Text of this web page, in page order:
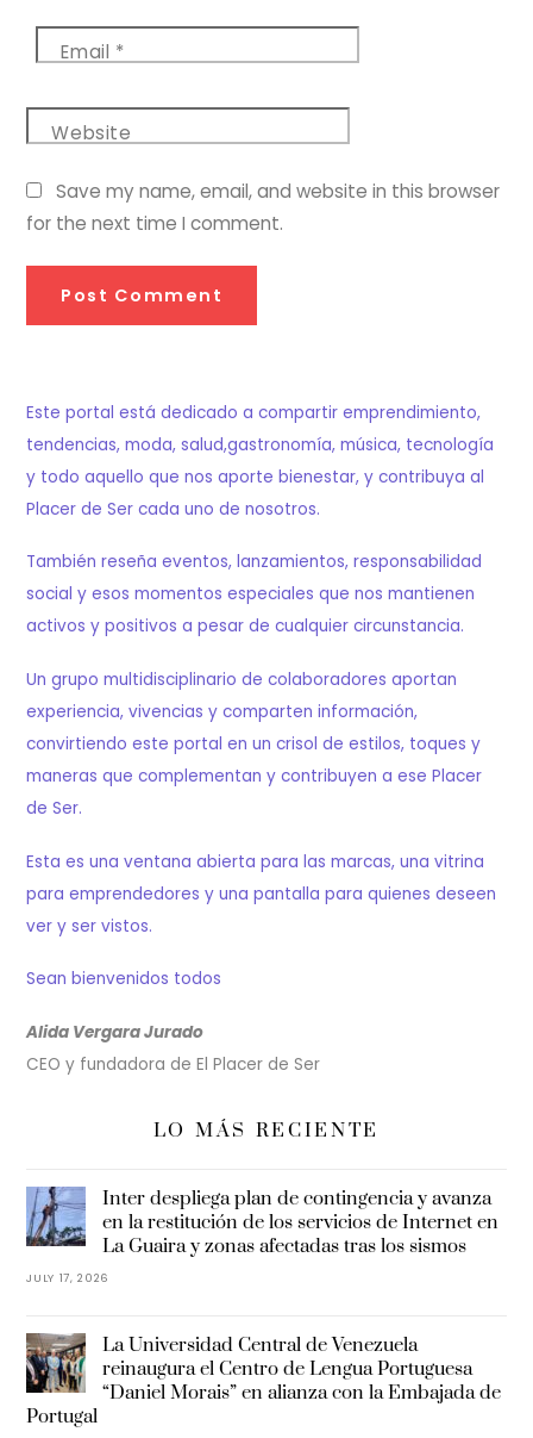
Email *
Website
Save my name, email, and website in this browser
for the next time I comment.
Este portal está dedicado a compartir emprendimiento,
tendencias, moda, salud,gastronomía, música, tecnología
y todo aquello que nos aporte bienestar, y contribuya al
Placer de Ser cada uno de nosotros.
También reseña eventos, lanzamientos, responsabilidad
social y esos momentos especiales que nos mantienen
activos y positivos a pesar de cualquier circunstancia.
Un grupo multidisciplinario de colaboradores aportan
experiencia, vivencias y comparten información,
convirtiendo este portal en un crisol de estilos, toques y
maneras que complementan y contribuyen a ese Placer
de Ser.
Esta es una ventana abierta para las marcas, una vitrina
para emprendedores y una pantalla para quienes deseen
ver y ser vistos.
Sean bienvenidos todos
Alida Vergara Jurado
CEO y fundadora de El Placer de Ser
LO MÁS RECIENTE
Inter despliega plan de contingencia y avanza
en la restitución de los servicios de Internet en
La Guaira y zonas afectadas tras los sismos
JULY 17, 2026
La Universidad Central de Venezuela
reinaugura el Centro de Lengua Portuguesa
“Daniel Morais” en alianza con la Embajada de
Portugal